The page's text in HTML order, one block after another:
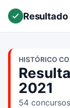
HISTÓRICO
2021
54